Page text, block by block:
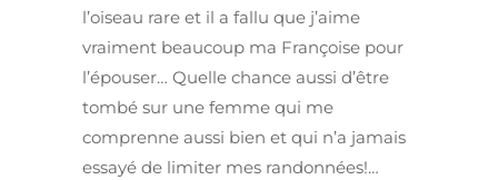
l’oiseau rare et il a fallu que j’aime
vraiment beaucoup ma Françoise pour
l’épouser… Quelle chance aussi d’être
tombé sur une femme qui me
comprenne aussi bien et qui n’a jamais
essayé de limiter mes randonnées!…